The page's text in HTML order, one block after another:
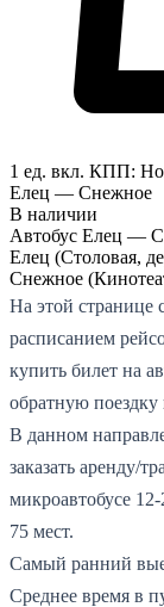
1 ед. вкл. КПП:
Елец — Снежное
В наличии
Автобус Елец —
Елец (Столовая,
Снежное
На этой странице
расписанием
купить билет на
обратную поездку
В данном
заказать аренду/
микроавтобусе
75 мест.
Самый ранний
Среднее время в